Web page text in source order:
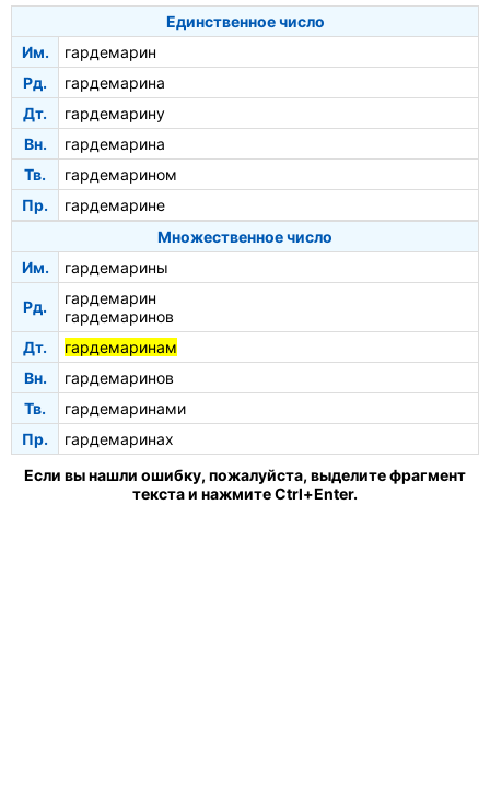
Единственное число
Им.
гардемарин
Рд.
гардемарина
Дт.
гардемарину
Вн.
гардемарина
Тв.
гардемарином
Пр.
гардемарине
Множественное число
Им.
гардемарины
Рд.
гардемарин
гардемаринов
Дт.
гардемаринам
Вн.
гардемаринов
Тв.
гардемаринами
Пр.
гардемаринах
Если вы нашли ошибку, пожалуйста, выделите фрагмент
текста и нажмите Ctrl+Enter.